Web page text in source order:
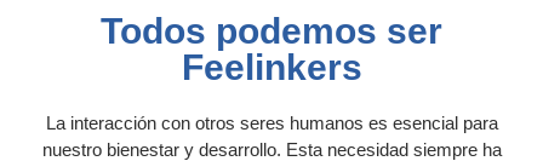
Todos podemos ser
Feelinkers
La interacción con otros seres humanos es esencial para
nuestro bienestar y desarrollo. Esta necesidad siempre ha